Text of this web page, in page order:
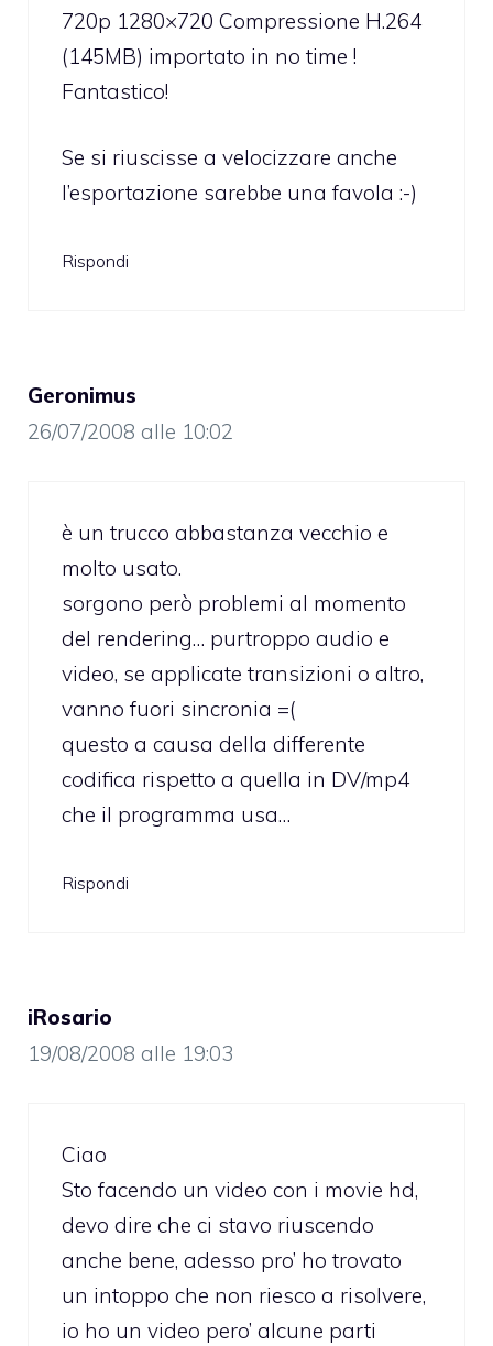
720p 1280×720 Compressione H.264
(145MB) importato in no time !
Fantastico!
Se si riuscisse a velocizzare anche
l’esportazione sarebbe una favola :-)
Rispondi
Geronimus
26/07/2008 alle 10:02
è un trucco abbastanza vecchio e
molto usato.
sorgono però problemi al momento
del rendering… purtroppo audio e
video, se applicate transizioni o altro,
vanno fuori sincronia =(
questo a causa della differente
codifica rispetto a quella in DV/mp4
che il programma usa…
Rispondi
iRosario
19/08/2008 alle 19:03
Ciao
Sto facendo un video con i movie hd,
devo dire che ci stavo riuscendo
anche bene, adesso pro’ ho trovato
un intoppo che non riesco a risolvere,
io ho un video pero’ alcune parti